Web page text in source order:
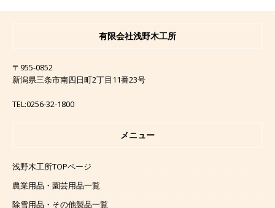
有限会社浅野木工所
〒955-0852
新潟県三条市南四日町2丁目11番23号
TEL:0256-32-1800
メニュー
浅野木工所TOPページ
農業用品・園芸用品一覧
除雪用品・その他製品一覧